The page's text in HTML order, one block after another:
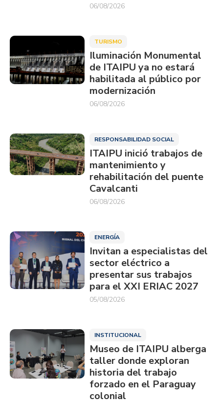
06/08/2026
TURISMO
Iluminación Monumental
de ITAIPU ya no estará
habilitada al público por
modernización
06/08/2026
RESPONSABILIDAD SOCIAL
ITAIPU inició trabajos de
mantenimiento y
rehabilitación del puente
Cavalcanti
06/08/2026
ENERGÍA
Invitan a especialistas del
sector eléctrico a
presentar sus trabajos
para el XXI ERIAC 2027
05/08/2026
INSTITUCIONAL
Museo de ITAIPU alberga
taller donde exploran
historia del trabajo
forzado en el Paraguay
colonial